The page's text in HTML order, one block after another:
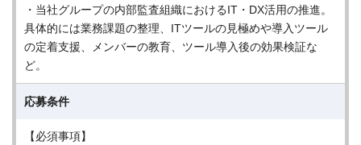
・当社グループの内部監査組織におけるIT・DX活用の推進。
具体的には業務課題の整理、ITツールの見極めや導入ツール
の定着支援、メンバーの教育、ツール導入後の効果検証な
ど。
応募条件
【必須事項】